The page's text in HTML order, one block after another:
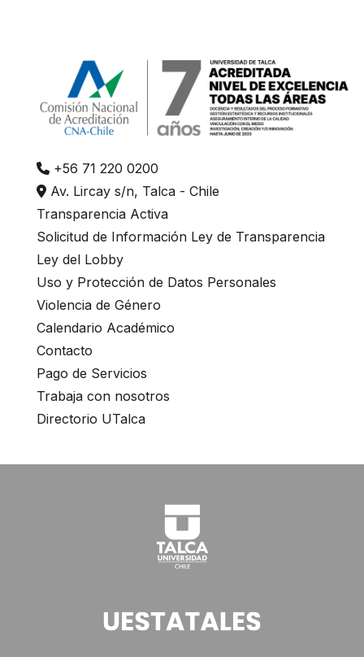
+56 71 220 0200
Av. Lircay s/n, Talca - Chile
Transparencia Activa
Solicitud de Información Ley de Transparencia
Ley del Lobby
Uso y Protección de Datos Personales
Violencia de Género
Calendario Académico
Contacto
Pago de Servicios
Trabaja con nosotros
Directorio UTalca